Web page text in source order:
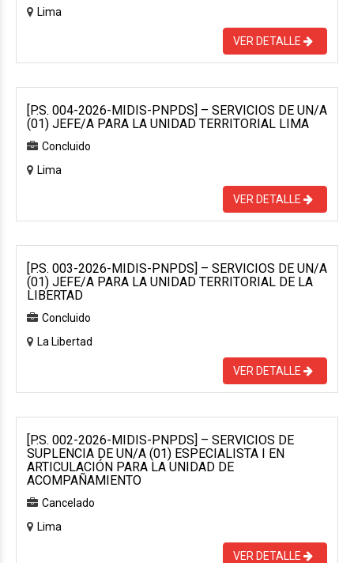
Lima
VER DETALLE
[P.S. 004-2026-MIDIS-PNPDS] – SERVICIOS DE UN/A
(01) JEFE/A PARA LA UNIDAD TERRITORIAL LIMA
Concluido
Lima
VER DETALLE
[P.S. 003-2026-MIDIS-PNPDS] – SERVICIOS DE UN/A
(01) JEFE/A PARA LA UNIDAD TERRITORIAL DE LA
LIBERTAD
Concluido
La Libertad
VER DETALLE
[P.S. 002-2026-MIDIS-PNPDS] – SERVICIOS DE
SUPLENCIA DE UN/A (01) ESPECIALISTA I EN
ARTICULACIÓN PARA LA UNIDAD DE
ACOMPAÑAMIENTO
Cancelado
Lima
VER DETALLE